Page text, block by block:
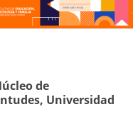
de
Universidad